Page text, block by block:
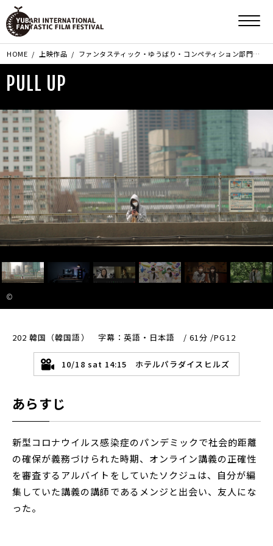
HOME 上映作品 ファンタスティック・ゆうばり・コンペティション部門
PULL UP
©
202 韓国（韓国語） 字幕：英語・日本語 / 61分 /PG12
10/18 sat 14:15 ホテルパラダイスヒルズ
あらすじ
新型コロナウイルス感染症のパンデミックで社会的距離
の確保が義務づけられた時期、オンライン講義の正確性
を審査するアルバイトをしていたソクジュは、自分が編
集していた講義の講師であるメンジと出会い、友人にな
った。